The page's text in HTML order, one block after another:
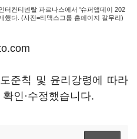
터컨티넨탈 파르나스에서 '슈퍼앱데이 202
했다. (사진=티맥스그룹 홈페이지 갈무리)
준칙 및 윤리강령에 따라
인·수정했습니다.